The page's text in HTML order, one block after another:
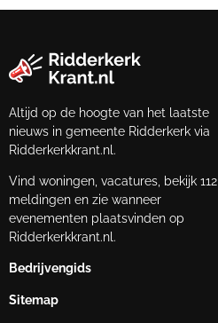
Altijd op de hoogte van het laatste
nieuws in gemeente Ridderkerk via
Ridderkerkkrant.nl.
Vind woningen, vacatures, bekijk 112
meldingen en zie wanneer
evenementen plaatsvinden op
Ridderkerkkrant.nl.
Bedrijvengids
Sitemap